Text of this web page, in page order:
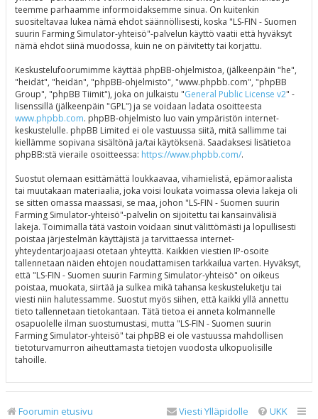
teemme parhaamme informoidaksemme sinua. On kuitenkin
suositeltavaa lukea nämä ehdot säännöllisesti, koska "LS-FIN - Suomen
suurin Farming Simulator-yhteisö"-palvelun käyttö vaatii että hyväksyt
nämä ehdot siinä muodossa, kuin ne on päivitetty tai korjattu.
Keskustelufoorumimme käyttää phpBB-ohjelmistoa, (jälkeenpäin "he",
"heidät", "heidän", "phpBB-ohjelmisto", "www.phpbb.com", "phpBB
Group", "phpBB Tiimit"), joka on julkaistu "General Public License v2" -
lisenssillä (jälkeenpäin "GPL") ja se voidaan ladata osoitteesta
www.phpbb.com. phpBB-ohjelmisto luo vain ympäristön internet-
keskustelulle. phpBB Limited ei ole vastuussa siitä, mitä sallimme tai
kiellämme sopivana sisältönä ja/tai käytöksenä. Saadaksesi lisätietoa
phpBB:stä vieraile osoitteessa: https://www.phpbb.com/.
Suostut olemaan esittämättä loukkaavaa, vihamielistä, epämoraalista
tai muutakaan materiaalia, joka voisi loukata voimassa olevia lakeja oli
se sitten omassa maassasi, se maa, johon "LS-FIN - Suomen suurin
Farming Simulator-yhteisö"-palvelin on sijoitettu tai kansainvälisiä
lakeja. Toimimalla tätä vastoin voidaan sinut välittömästi ja lopullisesti
poistaa järjestelmän käyttäjistä ja tarvittaessa internet-
yhteydentarjoajaasi otetaan yhteyttä. Kaikkien viestien IP-osoite
tallennetaan näiden ehtojen noudattamisen tarkkailua varten. Hyväksyt,
että "LS-FIN - Suomen suurin Farming Simulator-yhteisö" on oikeus
poistaa, muokata, siirtää ja sulkea mikä tahansa keskusteluketju tai
viesti niin halutessamme. Suostut myös siihen, että kaikki yllä annettu
tieto tallennetaan tietokantaan. Tätä tietoa ei anneta kolmannelle
osapuolelle ilman suostumustasi, mutta "LS-FIN - Suomen suurin
Farming Simulator-yhteisö" tai phpBB ei ole vastuussa mahdollisen
tietoturvamurron aiheuttamasta tietojen vuodosta ulkopuolisille
tahoille.
Foorumin etusivu UKK
Viesti Ylläpidolle